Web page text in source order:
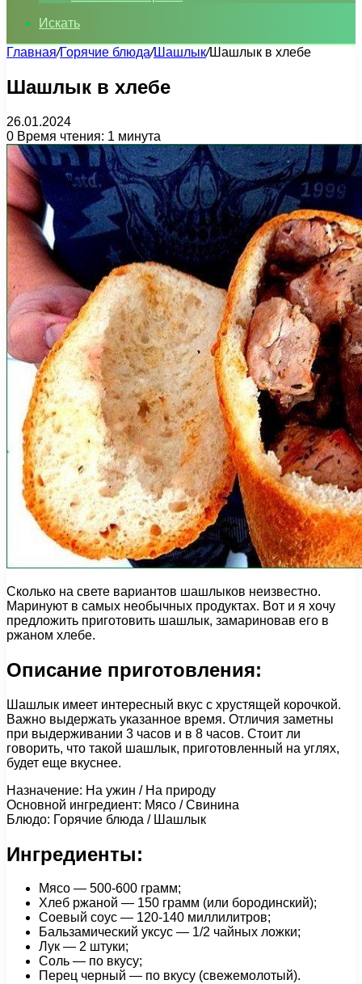
Искать
Главная/Горячие блюда/Шашлык/Шашлык в хлебе
Шашлык в хлебе
26.01.2024
0 Время чтения: 1 минута
Сколько на свете вариантов шашлыков неизвестно.
Маринуют в самых необычных продуктах. Вот и я хочу
предложить приготовить шашлык, замариновав его в
ржаном хлебе.
Описание приготовления:
Шашлык имеет интересный вкус с хрустящей корочкой.
Важно выдержать указанное время. Отличия заметны
при выдерживании 3 часов и в 8 часов. Стоит ли
говорить, что такой шашлык, приготовленный на углях,
будет еще вкуснее.
Назначение: На ужин / На природу
Основной ингредиент: Мясо / Свинина
Блюдо: Горячие блюда / Шашлык
Ингредиенты:
Мясо — 500-600 грамм;
Хлеб ржаной — 150 грамм (или бородинский);
Соевый соус — 120-140 миллилитров;
Бальзамический уксус — 1/2 чайных ложки;
Лук — 2 штуки;
Соль — по вкусу;
Перец черный — по вкусу (свежемолотый).